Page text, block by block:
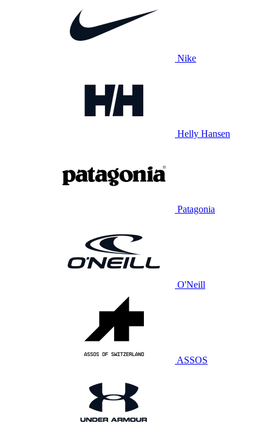
Nike
Helly Hansen
Patagonia
O'Neill
ASSOS